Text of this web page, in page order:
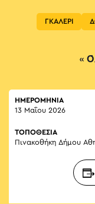
ΓΚΑΛΕΡΙ
«
ΗΜΕΡΟΜΗΝΙΑ
13 Μαΐου 2026
ΤΟΠΟΘΕΣΙΑ
Πινακοθήκη Δήμου